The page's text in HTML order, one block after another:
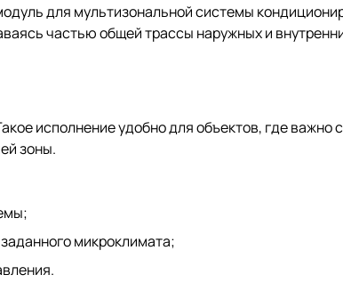
для мультизональной системы
частью общей трассы наружных и
исполнение удобно для объектов, где
зоны.
микроклимата;